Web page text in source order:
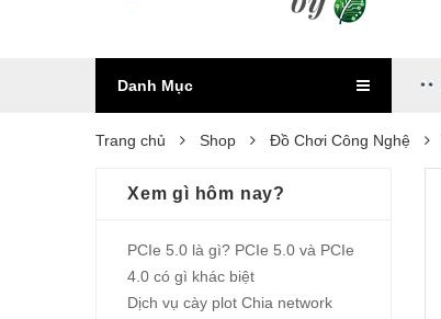
Danh Mục
Trang chủ Shop Đồ Chơi Công Nghệ
Xem gì hôm nay?
PCIe 5.0 là gì? PCIe 5.0 và PCIe
4.0 có gì khác biệt
Dịch vụ cày plot Chia network